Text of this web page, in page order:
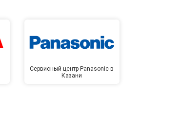
Сервисный центр Panasonic в
Казани